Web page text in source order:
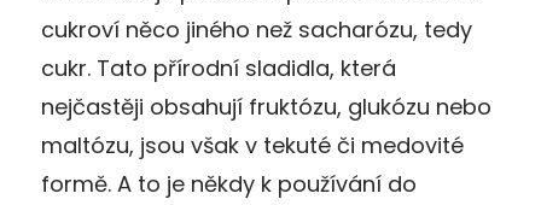
cukroví něco jiného než sacharózu, tedy
cukr. Tato přírodní sladidla, která
nejčastěji obsahují fruktózu, glukózu nebo
maltózu, jsou však v tekuté či medovité
formě. A to je někdy k používání do